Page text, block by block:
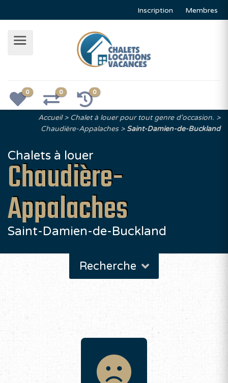
Inscription Membres
0 0 0
Accueil
Chalet à louer pour tout genre d'occasion.
Chaudière-Appalaches
Saint-Damien-de-Buckland
Chalets à louer
Chaudière-
Appalaches
Saint-Damien-de-Buckland
Recherche